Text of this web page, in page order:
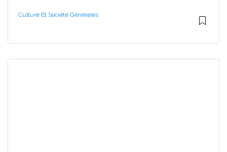
Culture Et Société Générales